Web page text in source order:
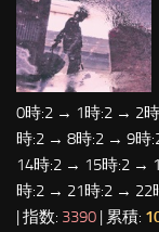
0時:2 → 1時:2 → 2
時:2 → 8時:2 → 9時
14時:2 → 15時:2 →
時:2 → 21時:2 → 22
| 指数: 3390 | 累積: